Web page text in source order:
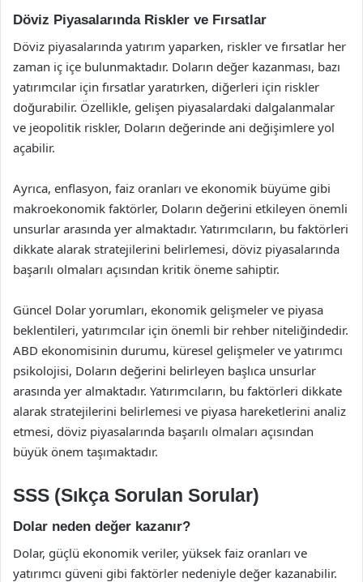
Döviz Piyasalarında Riskler ve Fırsatlar
Döviz piyasalarında yatırım yaparken, riskler ve fırsatlar her
zaman iç içe bulunmaktadır. Doların değer kazanması, bazı
yatırımcılar için fırsatlar yaratırken, diğerleri için riskler
doğurabilir. Özellikle, gelişen piyasalardaki dalgalanmalar
ve jeopolitik riskler, Doların değerinde ani değişimlere yol
açabilir.
Ayrıca, enflasyon, faiz oranları ve ekonomik büyüme gibi
makroekonomik faktörler, Doların değerini etkileyen önemli
unsurlar arasında yer almaktadır. Yatırımcıların, bu faktörleri
dikkate alarak stratejilerini belirlemesi, döviz piyasalarında
başarılı olmaları açısından kritik öneme sahiptir.
Güncel Dolar yorumları, ekonomik gelişmeler ve piyasa
beklentileri, yatırımcılar için önemli bir rehber niteliğindedir.
ABD ekonomisinin durumu, küresel gelişmeler ve yatırımcı
psikolojisi, Doların değerini belirleyen başlıca unsurlar
arasında yer almaktadır. Yatırımcıların, bu faktörleri dikkate
alarak stratejilerini belirlemesi ve piyasa hareketlerini analiz
etmesi, döviz piyasalarında başarılı olmaları açısından
büyük önem taşımaktadır.
SSS (Sıkça Sorulan Sorular)
Dolar neden değer kazanır?
Dolar, güçlü ekonomik veriler, yüksek faiz oranları ve
yatırımcı güveni gibi faktörler nedeniyle değer kazanabilir.